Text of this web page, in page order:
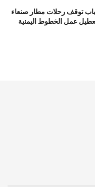
توقف رحلات مطار صنعاء
عمل الخطوط اليمنية